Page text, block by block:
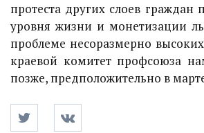
протеста других слоев граждан
уровня жизни и монетизации
проблеме несоразмерно
краевой комитет профсоюза
позже, предположительно в